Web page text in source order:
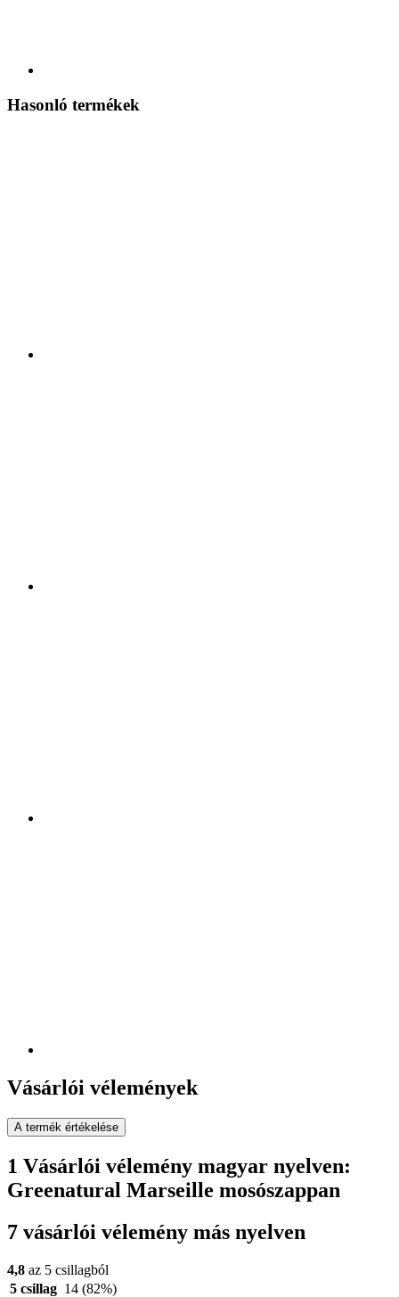
Hasonló termékek
Vásárlói vélemények
A termék értékelése
1 Vásárlói vélemény magyar nyelven:
Greenatural Marseille mosószappan
7 vásárlói vélemény más nyelven
4,8 az 5 csillagból
5 csillag 14 (82%)